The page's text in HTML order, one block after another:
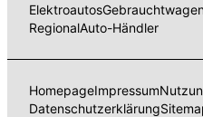
Elektroautos
RegionalAuto-Händler
HomepageImpressum
Datenschutzerklärung